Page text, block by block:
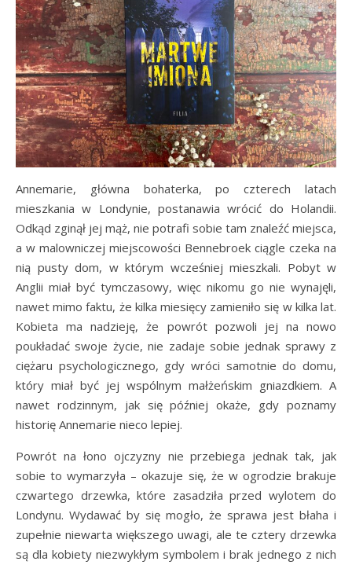
Annemarie, główna bohaterka, po czterech latach
mieszkania w Londynie, postanawia wrócić do Holandii.
Odkąd zginął jej mąż, nie potrafi sobie tam znaleźć miejsca,
a w malowniczej miejscowości Bennebroek ciągle czeka na
nią pusty dom, w którym wcześniej mieszkali. Pobyt w
Anglii miał być tymczasowy, więc nikomu go nie wynajęli,
nawet mimo faktu, że kilka miesięcy zamieniło się w kilka lat.
Kobieta ma nadzieję, że powrót pozwoli jej na nowo
poukładać swoje życie, nie zadaje sobie jednak sprawy z
ciężaru psychologicznego, gdy wróci samotnie do domu,
który miał być jej wspólnym małżeńskim gniazdkiem. A
nawet rodzinnym, jak się później okaże, gdy poznamy
historię Annemarie nieco lepiej.
Powrót na łono ojczyzny nie przebiega jednak tak, jak
sobie to wymarzyła – okazuje się, że w ogrodzie brakuje
czwartego drzewka, które zasadziła przed wylotem do
Londynu. Wydawać by się mogło, że sprawa jest błaha i
zupełnie niewarta większego uwagi, ale te cztery drzewka
są dla kobiety niezwykłym symbolem i brak jednego z nich